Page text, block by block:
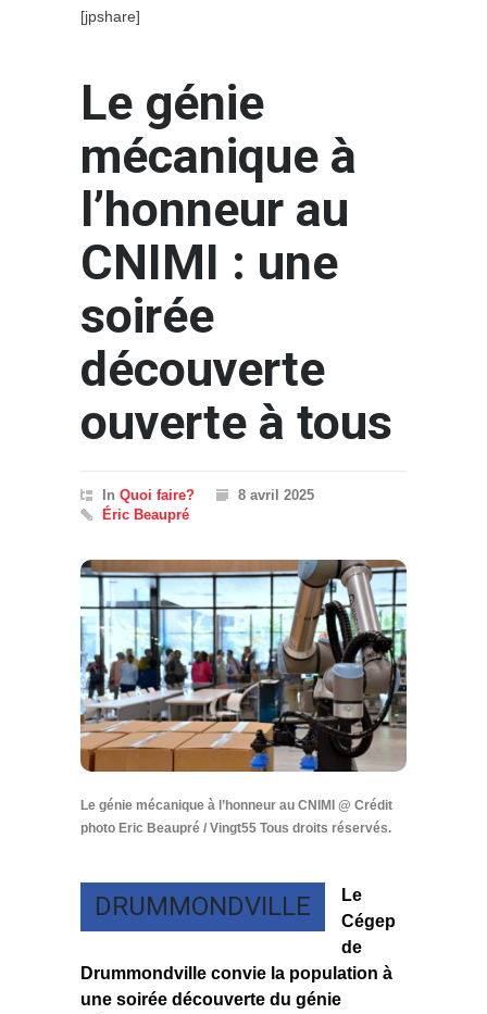
[jpshare]
Le génie
mécanique à
l’honneur au
CNIMI : une
soirée
découverte
ouverte à tous
In Quoi faire?
8 avril 2025
Éric Beaupré
Le génie mécanique à l’honneur au CNIMI @ Crédit
photo Eric Beaupré / Vingt55 Tous droits réservés.
DRUMMONDVILLE
Le
Cégep
de
Drummondville convie la population à
une soirée découverte du génie